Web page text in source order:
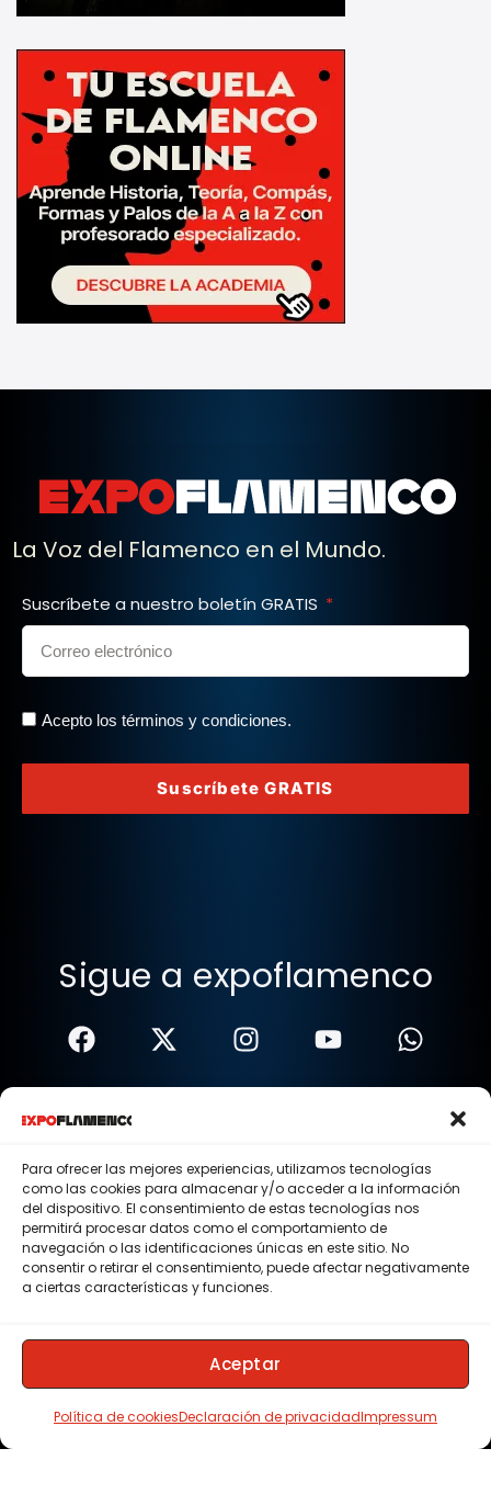
Para ofrecer las mejores experiencias, utilizamos tecnologías
como las cookies para almacenar y/o acceder a la información
del dispositivo. El consentimiento de estas tecnologías nos
permitirá procesar datos como el comportamiento de
navegación o las identificaciones únicas en este sitio. No
consentir o retirar el consentimiento, puede afectar negativamente
a ciertas características y funciones.
Aceptar
Política de cookiesDeclaración de privacidadImpressum
La Voz del Flamenco en el Mundo.
Suscríbete a nuestro boletín GRATIS
Acepto los términos y condiciones.
Suscríbete GRATIS
Sigue a expoflamenco
Términos Y Condiciones
Política De Privacidad
Política De Cookies
Aviso Legal
© 2015 - 2026 . Todos los derechos reservados.
Contacto
Membresias